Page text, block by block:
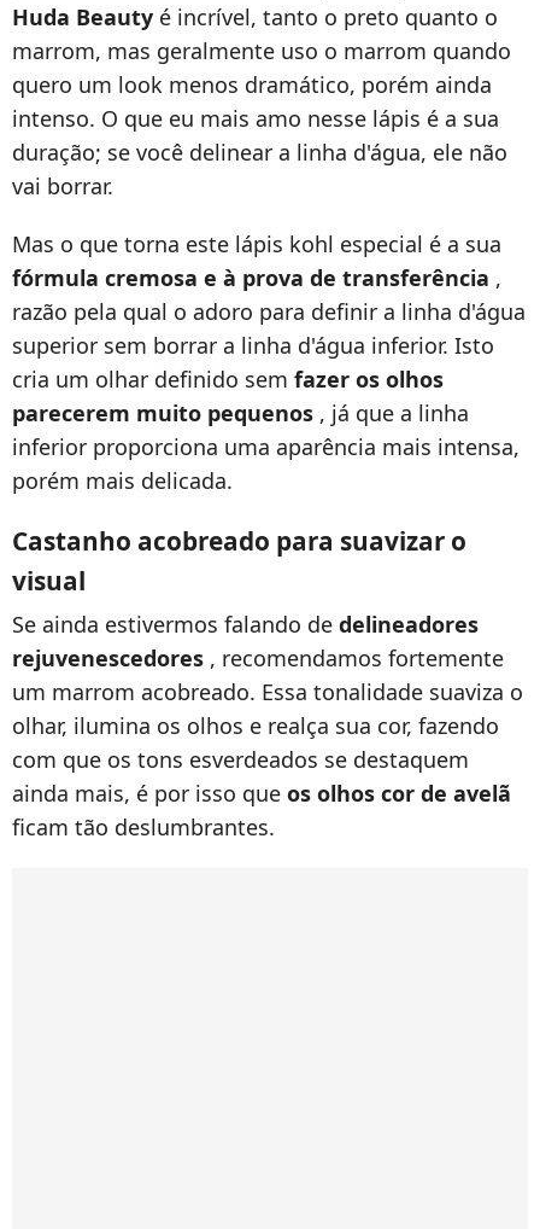
Huda Beauty é incrível, tanto o preto quanto o
marrom, mas geralmente uso o marrom quando
quero um look menos dramático, porém ainda
intenso. O que eu mais amo nesse lápis é a sua
duração; se você delinear a linha d'água, ele não
vai borrar.
Mas o que torna este lápis kohl especial é a sua
fórmula cremosa e à prova de transferência ,
razão pela qual o adoro para definir a linha d'água
superior sem borrar a linha d'água inferior. Isto
cria um olhar definido sem fazer os olhos
parecerem muito pequenos , já que a linha
inferior proporciona uma aparência mais intensa,
porém mais delicada.
Castanho acobreado para suavizar o
visual
Se ainda estivermos falando de delineadores
rejuvenescedores , recomendamos fortemente
um marrom acobreado. Essa tonalidade suaviza o
olhar, ilumina os olhos e realça sua cor, fazendo
com que os tons esverdeados se destaquem
ainda mais, é por isso que os olhos cor de avelã
ficam tão deslumbrantes.